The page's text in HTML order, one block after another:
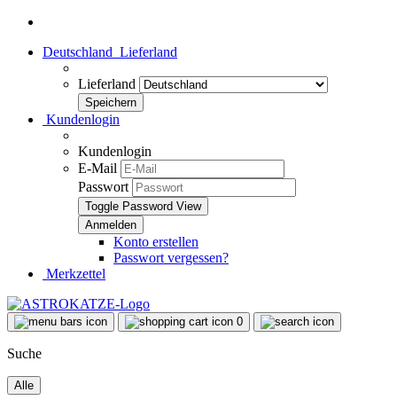
Deutschland Lieferland
Lieferland
Kundenlogin
Kundenlogin
E-Mail
Passwort
Toggle Password View
Konto erstellen
Passwort vergessen?
Merkzettel
0
Suche
Alle